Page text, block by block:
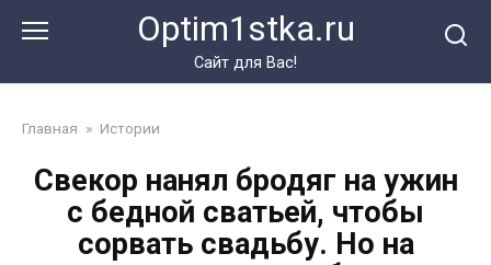
Optim1stka.ru
Сайт для Вас!
Главная » Истории
Свекор нанял бродяг на ужин
с бедной сватьей, чтобы
сорвать свадьбу. Но на